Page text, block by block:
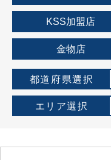
KSS加盟店
金物店
都道府県選択
エリア選択